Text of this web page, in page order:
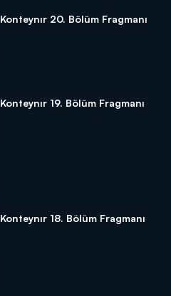
Konteynır 20. Bölüm Fragmanı
Konteynır 19. Bölüm Fragmanı
Konteynır 18. Bölüm Fragmanı